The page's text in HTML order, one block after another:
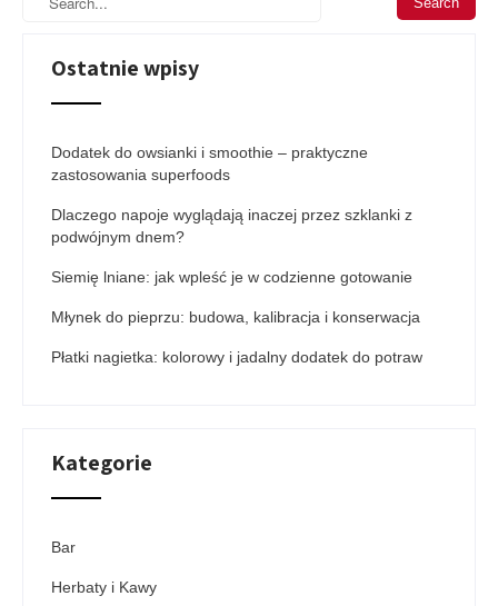
Ostatnie wpisy
Dodatek do owsianki i smoothie – praktyczne
zastosowania superfoods
Dlaczego napoje wyglądają inaczej przez szklanki z
podwójnym dnem?
Siemię lniane: jak wpleść je w codzienne gotowanie
Młynek do pieprzu: budowa, kalibracja i konserwacja
Płatki nagietka: kolorowy i jadalny dodatek do potraw
Kategorie
Bar
Herbaty i Kawy